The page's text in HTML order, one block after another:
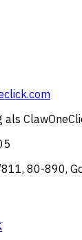
als
80-890,